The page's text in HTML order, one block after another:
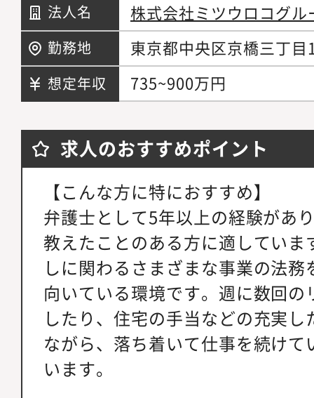
法人名 株式会社ミツウロコグ
勤務地 東京都中央区京橋三丁
想定年収 735~900万円
求人のおすすめポイント
【こんな方に特におすすめ】
弁護士として5年以上の経験があ
教えたことのある方に適してい
しに関わるさまざまな事業の法
向いている環境です。週に数回
したり、住宅の手当などの充実
ながら、落ち着いて仕事を続け
います。